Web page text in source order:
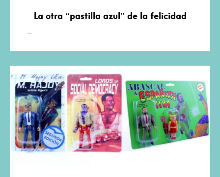
La otra “pastilla azul” de la felicidad
…
Azul)
de
El
Hooligan